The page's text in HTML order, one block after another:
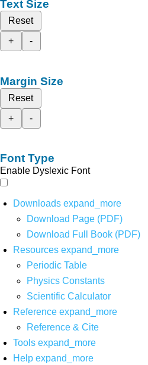
Text Size
Reset
+
-
Margin Size
Reset
+
-
Font Type
Enable Dyslexic Font
Downloads expand_more
Download Page (PDF)
Download Full Book (PDF)
Resources expand_more
Periodic Table
Physics Constants
Scientific Calculator
Reference expand_more
Reference & Cite
Tools expand_more
Help expand_more